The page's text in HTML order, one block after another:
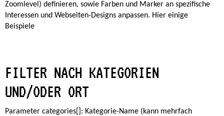
Zoomlevel) definieren, sowie Farben und Marker an spezifische
Interessen und Webseiten-Designs anpassen. Hier einige
Beispiele
FILTER NACH KATEGORIEN
UND/ODER ORT
Parameter categories[]: Kategorie-Name (kann mehrfach